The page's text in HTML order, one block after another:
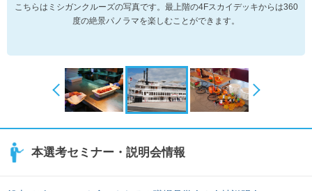
こちらはミシガンクルーズの写真です。最上階の4Fスカイデッキからは360
度の絶景パノラマを楽しむことができます。
本選考セミナー・説明会情報